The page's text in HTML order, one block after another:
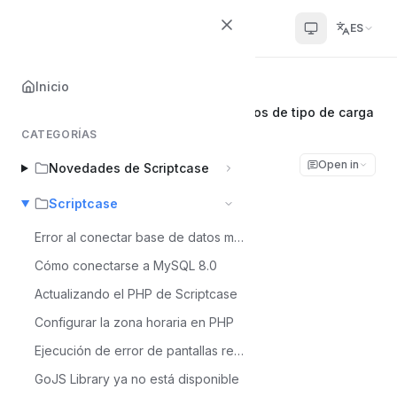
Scriptcase Help Center ES
Inicio
CATEGORÍAS
Novedades de Scriptcase
Scriptcase
Error al conectar base de datos mysql 8
Cómo conectarse a MySQL 8.0
Actualizando el PHP de Scriptcase
Configurar la zona horaria en PHP
Ejecución de error de pantallas reCaptcha - MacOS
GoJS Library ya no está disponible
Inicio
Definición de extensiones para campos de tipo de carga
Definición de
extensiones para
campos de tipo de
carga
Open in
Álvaro Moura
Última actualización el Jul 6, 2026